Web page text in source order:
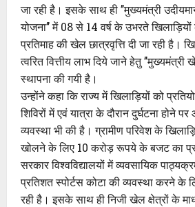
जा रही है। इसके साथ ही ’’मुख्यमंत्री
योजना’’ में 08 से 14 वर्ष के उभरते
प्रतिमाह की खेल छात्रवृत्ति दी जा रही है।
त्वरित वित्तीय लाभ दिये जाने हेतु ’’मुख्यमंत्री
स्थापना की गयी है।
उन्होंने कहा कि राज्य में खिलाड़ियों को
शिविरों में एवं यात्रा के दौरान दुर्घटना होने
व्यवस्था भी की है। ग्रामीण परिवेश के
खोलने के लिए 10 करोड़ रूपये के बजट का
सरकार विश्वविद्यालयों में व्यवसायिक
प्रतिशत स्पोर्टस कोटा की व्यवस्था करने के
रही है। इसके साथ ही निजी खेल क्षेत्रों के